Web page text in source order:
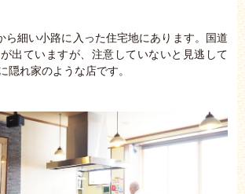
ら細い小路に入った住宅地にあります。国道
出ていますが、注意していないと見逃して
隠れ家のような店です。